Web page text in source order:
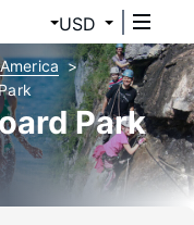
USD
Park